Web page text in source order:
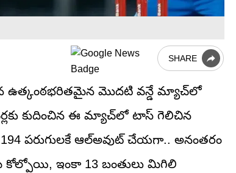
SHARE
ఉత్కంఠభరితమైన మొదటి వన్డే మ్యాచ్‌లో
కుదించిన ఈ మ్యాచ్‌లో టాస్ గెలిచిన
పరుగులకే ఆల్‌అవుట్ చేయగా.. అనంతరం
కోల్పోయి, ఇంకా 13 బంతులు మిగిలి